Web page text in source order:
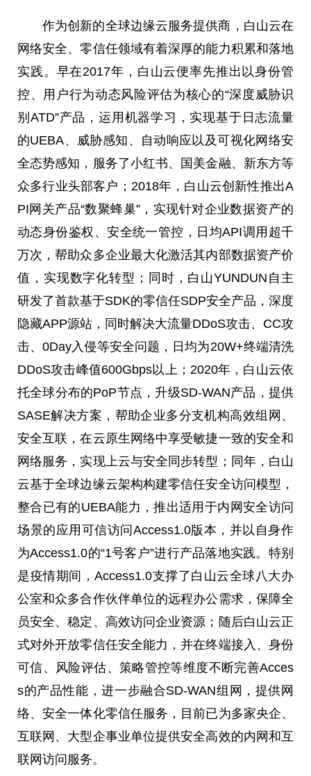
作为创新的全球边缘云服务提供商，白山云在
网络安全、零信任领域有着深厚的能力积累和落地
实践。早在2017年，白山云便率先推出以身份管
控、用户行为动态风险评估为核心的“深度威胁识
别ATD”产品，运用机器学习，实现基于日志流量
的UEBA、威胁感知、自动响应以及可视化网络安
全态势感知，服务了小红书、国美金融、新东方等
众多行业头部客户；2018年，白山云创新性推出A
PI网关产品“数聚蜂巢”，实现针对企业数据资产的
动态身份鉴权、安全统一管控，日均API调用超千
万次，帮助众多企业最大化激活其内部数据资产价
值，实现数字化转型；同时，白山YUNDUN自主
研发了首款基于SDK的零信任SDP安全产品，深度
隐藏APP源站，同时解决大流量DDoS攻击、CC攻
击、0Day入侵等安全问题，日均为20W+终端清洗
DDoS攻击峰值600Gbps以上；2020年，白山云依
托全球分布的PoP节点，升级SD-WAN产品，提供
SASE解决方案，帮助企业多分支机构高效组网、
安全互联，在云原生网络中享受敏捷一致的安全和
网络服务，实现上云与安全同步转型；同年，白山
云基于全球边缘云架构构建零信任安全访问模型，
整合已有的UEBA能力，推出适用于内网安全访问
场景的应用可信访问Access1.0版本，并以自身作
为Access1.0的“1号客户”进行产品落地实践。特别
是疫情期间，Access1.0支撑了白山云全球八大办
公室和众多合作伙伴单位的远程办公需求，保障全
员安全、稳定、高效访问企业资源；随后白山云正
式对外开放零信任安全能力，并在终端接入、身份
可信、风险评估、策略管控等维度不断完善Acces
s的产品性能，进一步融合SD-WAN组网，提供网
络、安全一体化零信任服务，目前已为多家央企、
互联网、大型企事业单位提供安全高效的内网和互
联网访问服务。